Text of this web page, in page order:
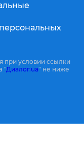
при условии ссылки
"Диалог.ua" не ниже